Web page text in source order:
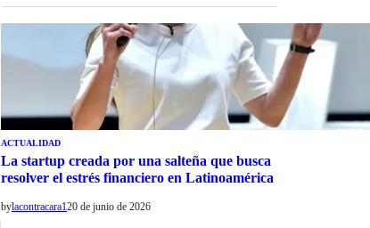
ACTUALIDAD
La startup creada por una salteña que busca
resolver el estrés financiero en Latinoamérica
bylacontracara120 de junio de 2026